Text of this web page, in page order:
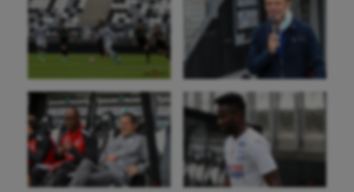
UNSS
Voile
Wakeboard
Water-polo